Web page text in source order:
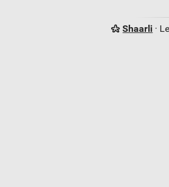
Shaarli ·